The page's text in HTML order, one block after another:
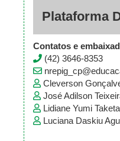
Plataforma
Contatos e
(42) 3646-8353
Cleverson
José Adilson
Lidiane Yumi Taketa
Luciana Daskiu